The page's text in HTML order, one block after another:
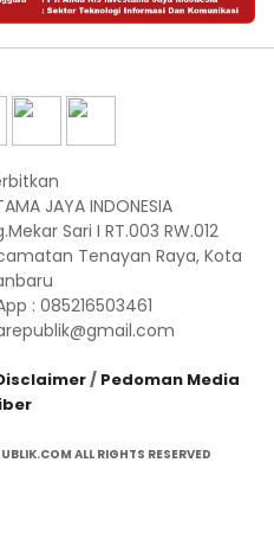
JAYA INDONESIA
Sari I RT.003 RW.012
Tenayan Raya, Kota
: 085216503461
/ Pedoman Media
ALL RIGHTS RESERVED